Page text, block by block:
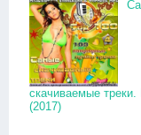
скачиваемые
(2017)